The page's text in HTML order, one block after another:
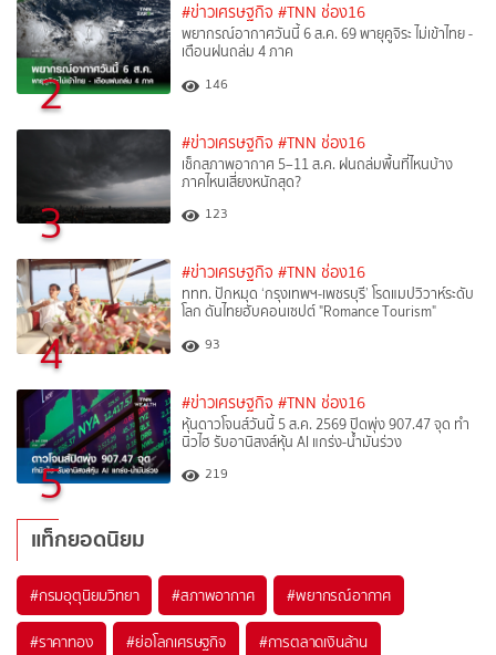
2
#ข่าวเศรษฐกิจ #TNN ช่อง16
พยากรณ์อากาศวันนี้ 6 ส.ค. 69 พายุคูจิระ ไม่เข้าไทย -
เตือนฝนถล่ม 4 ภาค
146
3
#ข่าวเศรษฐกิจ #TNN ช่อง16
เช็กสภาพอากาศ 5–11 ส.ค. ฝนถล่มพื้นที่ไหนบ้าง
ภาคไหนเสี่ยงหนักสุด?
123
4
#ข่าวเศรษฐกิจ #TNN ช่อง16
ททท. ปักหมุด ‘กรุงเทพฯ-เพชรบุรี’ โรดแมปวิวาห์ระดับ
โลก ดันไทยฮับคอนเซปต์ "Romance Tourism"
93
5
#ข่าวเศรษฐกิจ #TNN ช่อง16
หุ้นดาวโจนส์วันนี้ 5 ส.ค. 2569 ปิดพุ่ง 907.47 จุด ทำ
นิวไฮ รับอานิสงส์หุ้น AI แกร่ง-น้ำมันร่วง
219
แท็กยอดนิยม
#กรมอุตุนิยมวิทยา #สภาพอากาศ #พยากรณ์อากาศ
#ราคาทอง #ย่อโลกเศรษฐกิจ #การตลาดเงินล้าน